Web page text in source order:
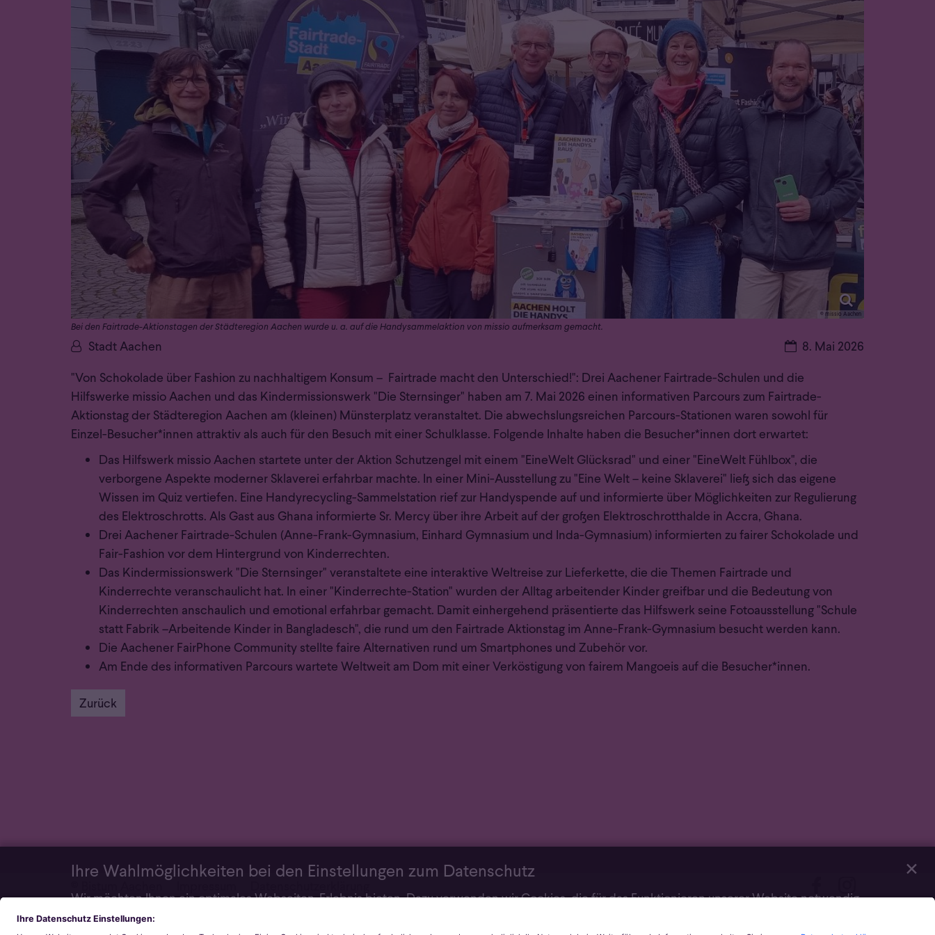
Ihre Wahlmöglichkeiten bei den Einstellungen zum Datenschutz
Wir möchten Ihnen ein optimales Webseiten-Erlebnis bieten. Dazu verwenden wir Cookies, die für das Funktionieren unserer Website notwendig
sind. Mit Ihrer Zustimmung verwenden wir auch Cookies und andere Technologien, die zur Anzeige externer Inhalte (Videos über Youtube, Audios
✕
© missio Aachen
Bei den Fairtrade-Aktionstagen der Städteregion Aachen wurde u. a. auf die Handysammelaktion von missio aufmerksam gemacht.
Datum:8. Mai 2026
Von:Stadt Aachen
"Von Schokolade über Fashion zu nachhaltigem Konsum – Fairtrade macht den Unterschied!": Drei Aachener Fairtrade-Schulen und die
Hilfswerke missio Aachen und das Kindermissionswerk "Die Sternsinger" haben am 7. Mai 2026 einen informativen Parcours zum Fairtrade-
Aktionstag der Städteregion Aachen am (kleinen) Münsterplatz veranstaltet. Die abwechslungsreichen Parcours-Stationen waren sowohl für
Einzel-Besucher*innen attraktiv als auch für den Besuch mit einer Schulklasse. Folgende Inhalte haben die Besucher*innen dort erwartet:
Das Hilfswerk missio Aachen startete unter der Aktion Schutzengel mit einem "EineWelt Glücksrad" und einer "EineWelt Fühlbox", die
verborgene Aspekte moderner Sklaverei erfahrbar machte. In einer Mini-Ausstellung zu "Eine Welt – keine Sklaverei" ließ sich das eigene
Wissen im Quiz vertiefen. Eine Handyrecycling-Sammelstation rief zur Handyspende auf und informierte über Möglichkeiten zur Regulierung
des Elektroschrotts. Als Gast aus Ghana informierte Sr. Mercy über ihre Arbeit auf der großen Elektroschrotthalde in Accra, Ghana.
Drei Aachener Fairtrade-Schulen (Anne-Frank-Gymnasium, Einhard Gymnasium und Inda-Gymnasium) informierten zu fairer Schokolade und
Fair-Fashion vor dem Hintergrund von Kinderrechten.
Das Kindermissionswerk "Die Sternsinger" veranstaltete eine interaktive Weltreise zur Lieferkette, die die Themen Fairtrade und
Kinderrechte veranschaulicht hat. In einer "Kinderrechte-Station" wurden der Alltag arbeitender Kinder greifbar und die Bedeutung von
Kinderrechten anschaulich und emotional erfahrbar gemacht. Damit einhergehend präsentierte das Hilfswerk seine Fotoausstellung "Schule
statt Fabrik –Arbeitende Kinder in Bangladesch", die rund um den Fairtrade Aktionstag im Anne-Frank-Gymnasium besucht werden kann.
Die Aachener FairPhone Community stellte faire Alternativen rund um Smartphones und Zubehör vor.
Am Ende des informativen Parcours wartete Weltweit am Dom mit einer Verköstigung von fairem Mangoeis auf die Besucher*innen.
Zurück